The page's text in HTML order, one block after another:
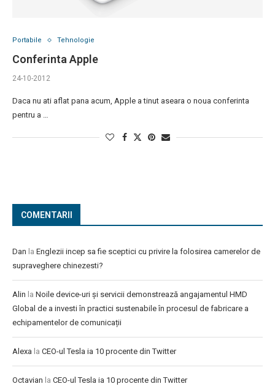
Portabile Tehnologie
Conferinta Apple
24-10-2012
Daca nu ati aflat pana acum, Apple a tinut aseara o noua conferinta
pentru a …
COMENTARII
Dan la Englezii incep sa fie sceptici cu privire la folosirea camerelor de
supraveghere chinezesti?
Alin la Noile device-uri și servicii demonstrează angajamentul HMD
Global de a investi în practici sustenabile în procesul de fabricare a
echipamentelor de comunicații
Alexa la CEO-ul Tesla ia 10 procente din Twitter
Octavian la CEO-ul Tesla ia 10 procente din Twitter